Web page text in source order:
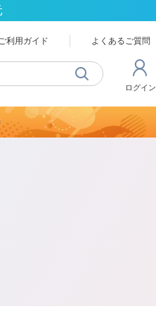
ご利用ガイド よくあるご質問
ログイン